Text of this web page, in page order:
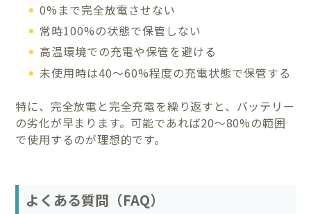
0%まで完全放電させない
常時100%の状態で保管しない
高温環境での充電や保管を避ける
未使用時は40〜60%程度の充電状態で保管する
特に、完全放電と完全充電を繰り返すと、バッテリー
の劣化が早まります。可能であれば20〜80%の範囲
で使用するのが理想的です。
よくある質問（FAQ）